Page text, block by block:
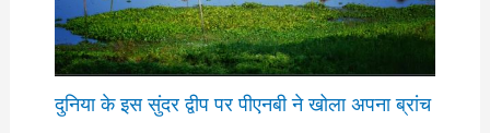
दुनिया के इस सुंदर द्वीप पर पीएनबी ने खोला अपना ब्रांच